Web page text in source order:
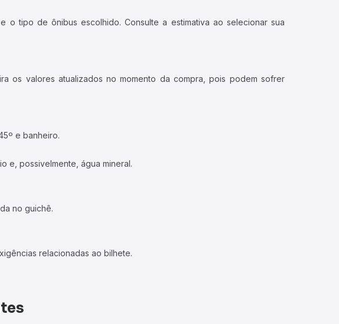
tipo de ônibus escolhido. Consulte a estimativa ao selecionar sua
os valores atualizados no momento da compra, pois podem sofrer
e banheiro.
e, possivelmente, água mineral.
no guichê.
relacionadas ao bilhete.